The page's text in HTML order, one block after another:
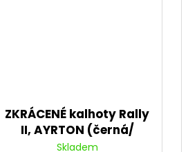
ZKRÁCENÉ kalhoty Rally
II, AYRTON (černá/
šedá) 2026
Skladem